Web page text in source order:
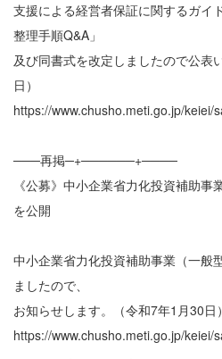
支援による経営者保証に関するガイ
整理手順Q&A」
及び同書式を改定しましたので公表
日）
https://www.chusho.meti.go.jp/keiei/
───再掲─+──────+────
《公募》中小企業省力化投資補助
を公開
中小企業省力化投資補助事業（一般
ましたので、
お知らせします。（令和7年1月30日）
https://www.chusho.meti.go.jp/